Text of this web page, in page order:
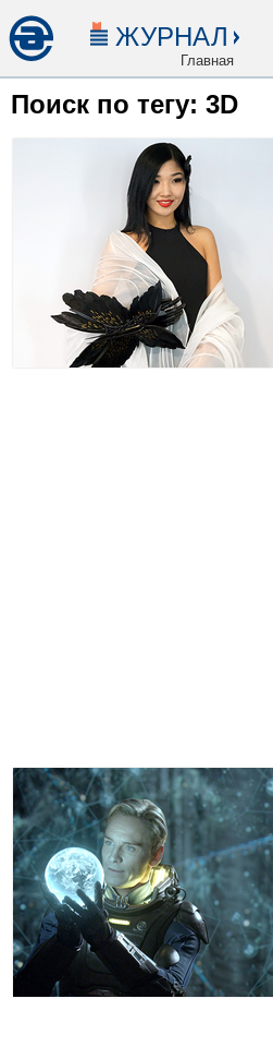
ЖУРНАЛ
Главная
Поиск по тегу: 3D